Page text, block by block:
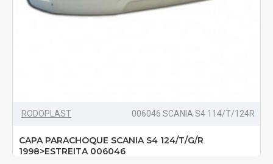
RODOPLAST 006046 SCANIA S4 114/T/124R
CAPA PARACHOQUE SCANIA S4 124/T/G/R
1998>ESTREITA 006046